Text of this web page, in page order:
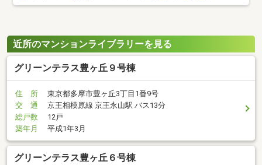
近所のマンションライブラリーを見る
グリーンテラス豊ヶ丘９号棟
住 所
東京都多摩市豊ヶ丘3丁目1番9号
交 通
京王相模原線 京王永山駅 バス13分
総戸数
12戸
築年月
平成1年3月
グリーンテラス豊ヶ丘６号棟